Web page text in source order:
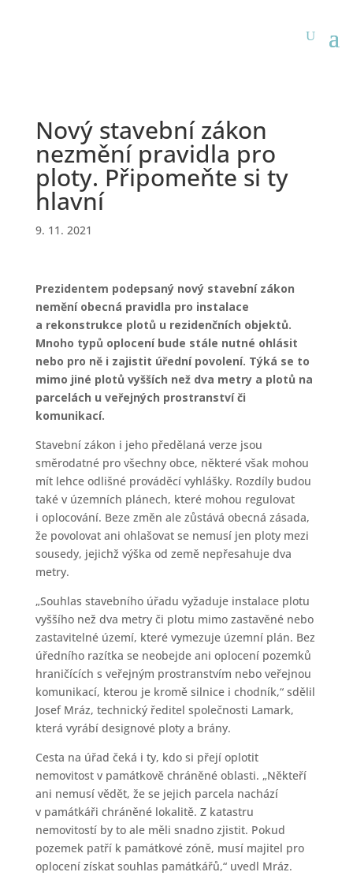
Nový stavební zákon
nezmění pravidla pro
ploty. Připomeňte si ty
hlavní
9. 11. 2021
Prezidentem podepsaný nový stavební zákon
nemění obecná pravidla pro instalace
a rekonstrukce plotů u rezidenčních objektů.
Mnoho typů oplocení bude stále nutné ohlásit
nebo pro ně i zajistit úřední povolení. Týká se to
mimo jiné plotů vyšších než dva metry a plotů na
parcelách u veřejných prostranství či
komunikací.
Stavební zákon i jeho předělaná verze jsou
směrodatné pro všechny obce, některé však mohou
mít lehce odlišné prováděcí vyhlášky. Rozdíly budou
také v územních plánech, které mohou regulovat
i oplocování. Beze změn ale zůstává obecná zásada,
že povolovat ani ohlašovat se nemusí jen ploty mezi
sousedy, jejichž výška od země nepřesahuje dva
metry.
„Souhlas stavebního úřadu vyžaduje instalace plotu
vyššího než dva metry či plotu mimo zastavěné nebo
zastavitelné území, které vymezuje územní plán. Bez
úředního razítka se neobejde ani oplocení pozemků
hraničících s veřejným prostranstvím nebo veřejnou
komunikací, kterou je kromě silnice i chodník,“ sdělil
Josef Mráz, technický ředitel společnosti Lamark,
která vyrábí designové ploty a brány.
Cesta na úřad čeká i ty, kdo si přejí oplotit
nemovitost v památkově chráněné oblasti. „Někteří
ani nemusí vědět, že se jejich parcela nachází
v památkáři chráněné lokalitě. Z katastru
nemovitostí by to ale měli snadno zjistit. Pokud
pozemek patří k památkové zóně, musí majitel pro
oplocení získat souhlas památkářů,“ uvedl Mráz.